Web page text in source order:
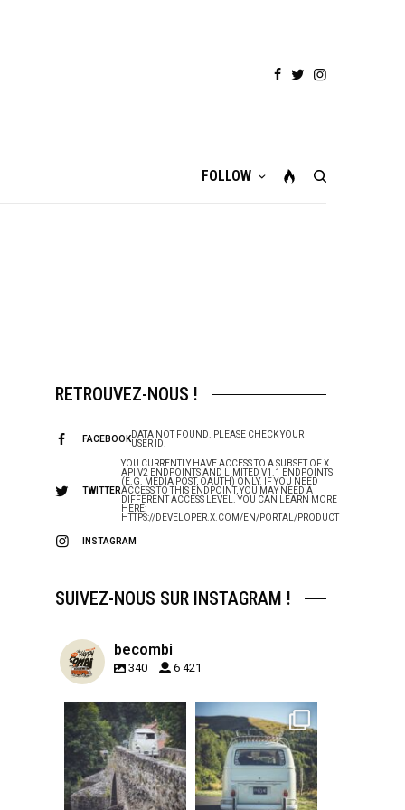
FOLLOW
RETROUVEZ-NOUS !
FACEBOOKDATA NOT FOUND. PLEASE CHECK YOUR
USER ID.
TWITTER
YOU CURRENTLY HAVE ACCESS TO A SUBSET OF X
API V2 ENDPOINTS AND LIMITED V1.1 ENDPOINTS
(E.G. MEDIA POST, OAUTH) ONLY. IF YOU NEED
ACCESS TO THIS ENDPOINT, YOU MAY NEED A
DIFFERENT ACCESS LEVEL. YOU CAN LEARN MORE
HERE:
HTTPS://DEVELOPER.X.COM/EN/PORTAL/PRODUCT
INSTAGRAM
SUIVEZ-NOUS SUR INSTAGRAM !
becombi
340 6 421
becombi
Sep 15
becombi
Sep 12